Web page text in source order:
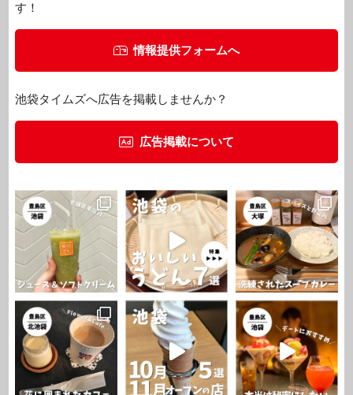
す！
情報提供フォームへ
池袋タイムズへ広告を掲載しませんか？
広告掲載について